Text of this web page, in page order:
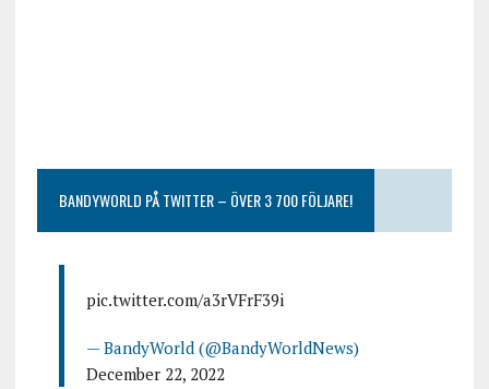
BANDYWORLD PÅ TWITTER – ÖVER 3 700 FÖLJARE!
pic.twitter.com/a3rVFrF39i
— BandyWorld (@BandyWorldNews)
December 22, 2022